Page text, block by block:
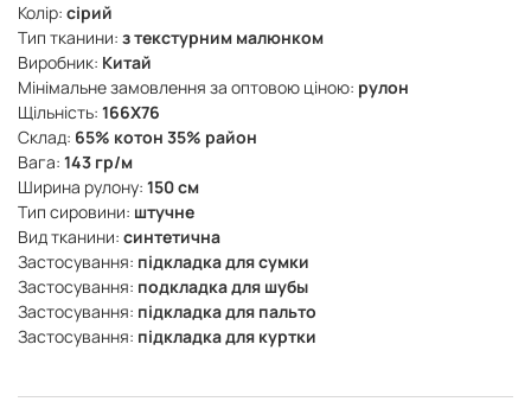
Колір: сірий
Тип тканини: з текстурним малюнком
Виробник: Китай
Мінімальне замовлення за оптовою ціною: рулон
Щільність: 166X76
Склад: 65% котон 35% район
Вага: 143 гр/м
Ширина рулону: 150 см
Тип сировини: штучне
Вид тканини: синтетична
Застосування: підкладка для сумки
Застосування: подкладка для шубы
Застосування: підкладка для пальто
Застосування: підкладка для куртки